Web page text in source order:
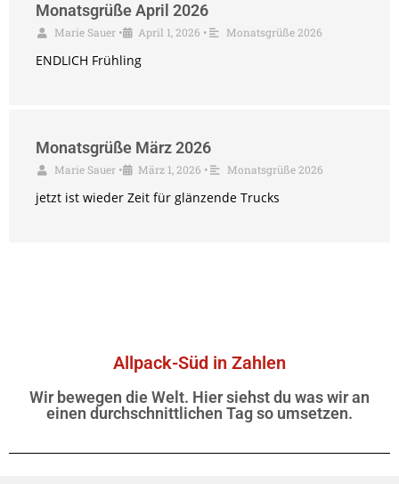
Monatsgrüße April 2026
Marie Sauer • April 1, 2026 • Monatsgrüße 2026
ENDLICH Frühling
Monatsgrüße März 2026
Marie Sauer • März 1, 2026 • Monatsgrüße 2026
jetzt ist wieder Zeit für glänzende Trucks
Allpack-Süd in Zahlen
Wir bewegen die Welt. Hier siehst du was wir an
einen durchschnittlichen Tag so umsetzen.